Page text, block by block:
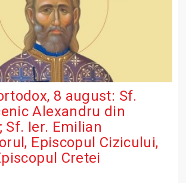
8 august: Sf.
Alexandru din
Sf. Ier. Emilian
Episcopul Cizicului,
Cretei